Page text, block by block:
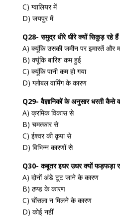
C) ग्वालियर में
D) जयपुर में
Q28- समुद्र धीरे धीरे क्यों सिकुड़ रहे हैं
A) क्यूंकि उसकी जमीन पर इमारतें और
B) क्यूंकि बारिश कम हुई
C) क्यूंकि पानी कम हो गया
D) ग्लोबल वार्मिंग के कारण
Q29- वैज्ञानिकों के अनुसार धरती
A) क्रमिक विकास से
B) चमत्कार से
C) ईश्वर की कृपा से
D) विभिन्न कारणों से
Q30- कबूतर इधर उधर क्यों फड़फड़ा
A) दोनों अंडे टूट जाने के कारण
B) ठण्ड के कारण
C) घोंसला न मिलने के कारण
D) कोई नहीं